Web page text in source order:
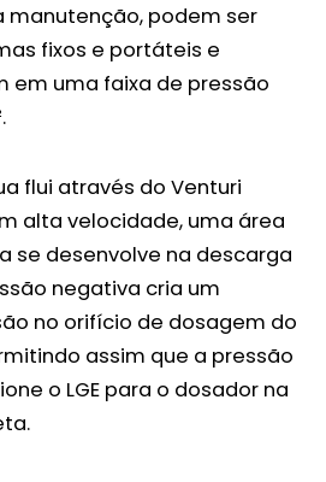
manutenção, podem ser
fixos e portáteis e
em uma faixa de pressão
flui através do Venturi
alta velocidade, uma área
se desenvolve na descarga
negativa cria um
no orifício de dosagem do
assim que a pressão
o LGE para o dosador na